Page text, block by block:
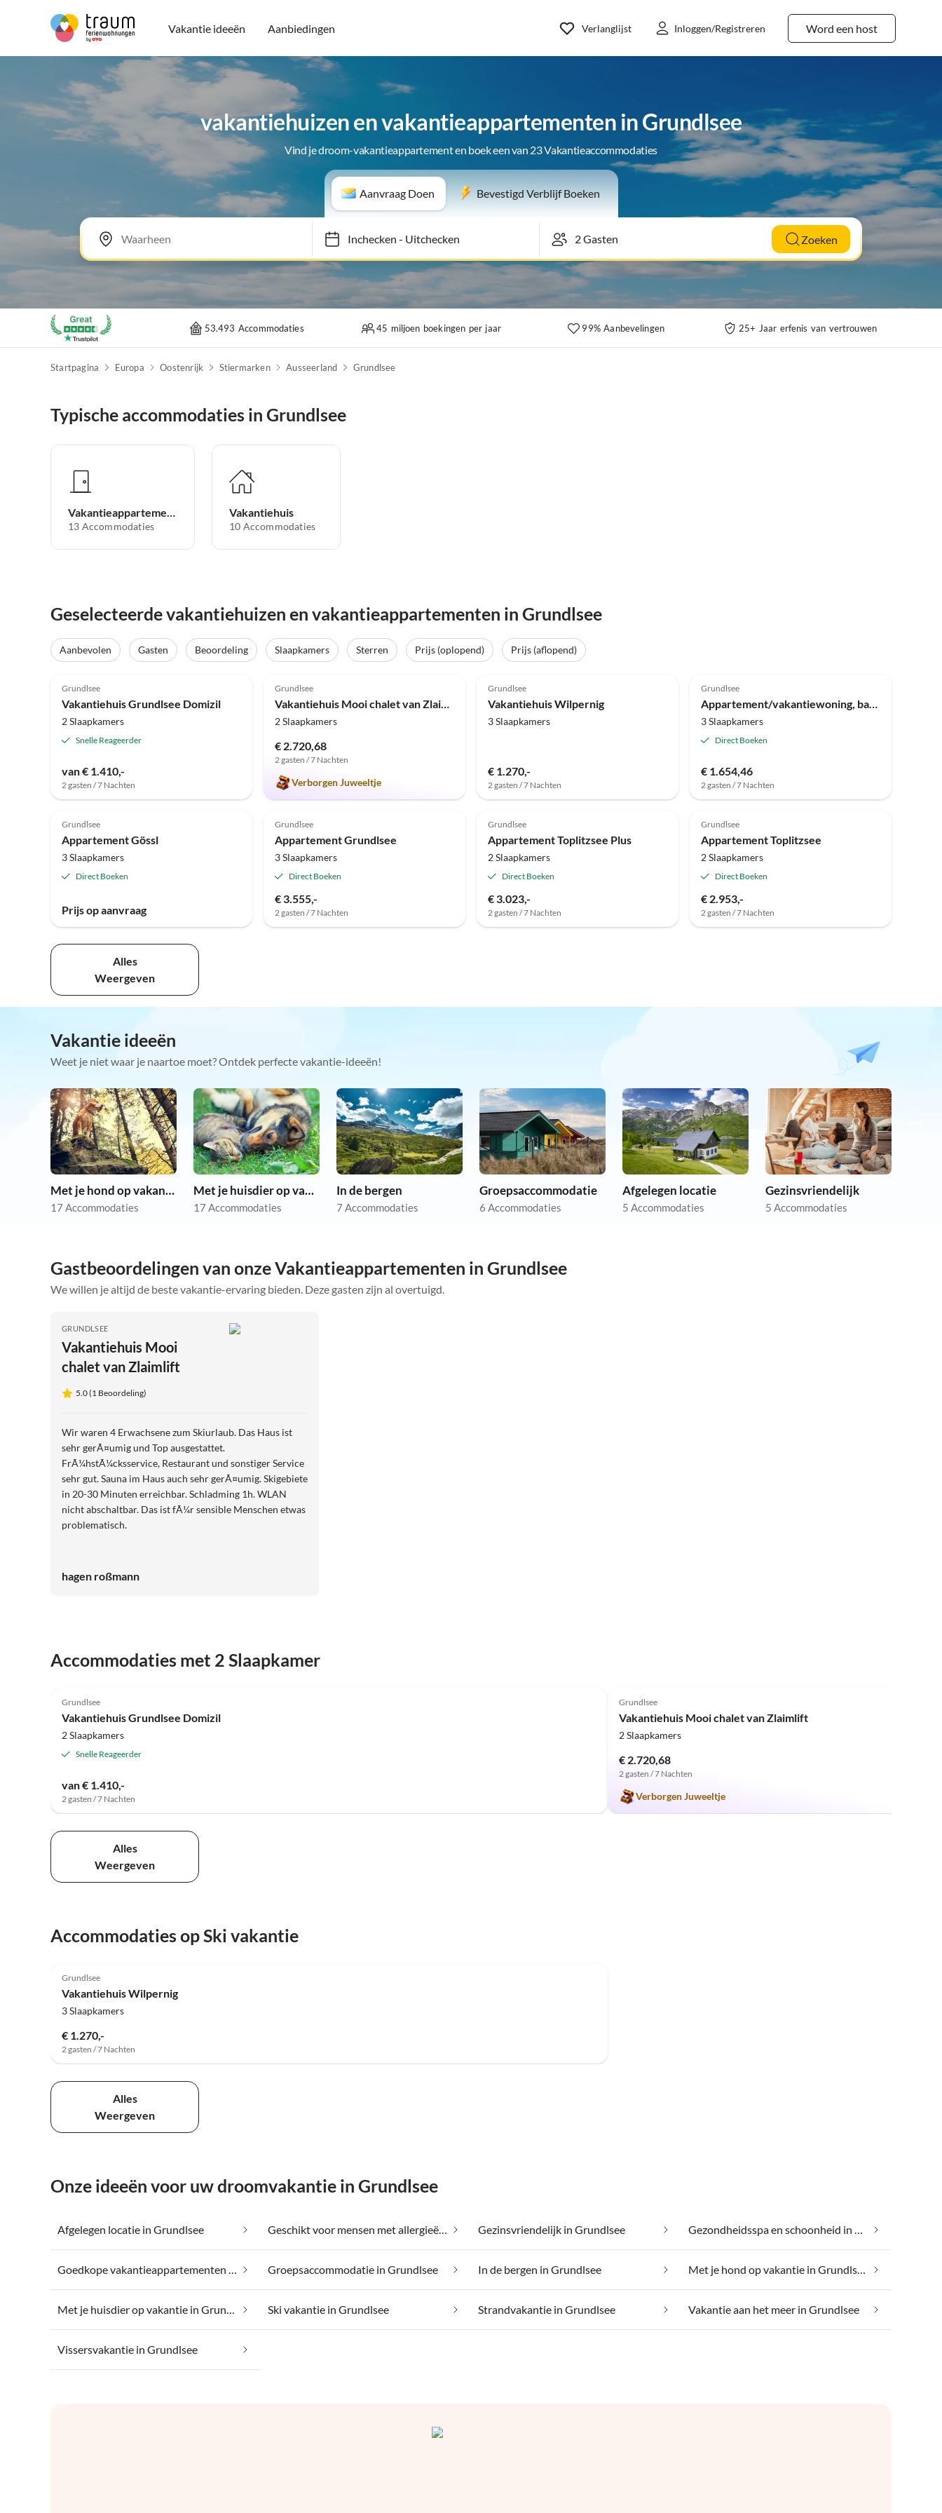
Vakantie ideeën Aanbiedingen Word een host
Verlanglijst Inloggen/Registreren
vakantiehuizen en vakantieappartementen in Grundlsee
Vind je droom-vakantieappartement en boek een van 23 Vakantieaccommodaties
Aanvraag Doen Bevestigd Verblijf Boeken
Inchecken- Uitchecken Zoeken
53.493 Accommodaties 45 miljoen boekingen per jaar 99% Aanbevelingen 25+ Jaar erfenis van vertrouwen
Startpagina Europa Oostenrijk Stiermarken Ausseerland Grundlsee
Typische accommodaties in Grundlsee
Vakantieappartement
13 Accommodaties
Vakantiehuis
10 Accommodaties
Geselecteerde vakantiehuizen en vakantieappartementen in Grundlsee
Aanbevolen Gasten Beoordeling Slaapkamers Sterren Prijs (oplopend) Prijs (aflopend)
Top-
Advertentie
Grundlsee
Vakantiehuis Grundlsee Domizil
2 Slaapkamers
Snelle Reageerder
van € 1.410,-
2 gasten / 7 Nachten
Grundlsee
Vakantiehuis Mooi chalet van Zlaimlift
2 Slaapkamers
€ 2.720,68
2 gasten / 7 Nachten
Verborgen Juweeltje
Grundlsee
Vakantiehuis Wilpernig
3 Slaapkamers
€ 1.270,-
2 gasten / 7 Nachten
Grundlsee
Appartement/vakantiewoning, badkamer, toilet, 2 slaapkamers
3 Slaapkamers
Direct Boeken
€ 1.654,46
2 gasten / 7 Nachten
Grundlsee
Appartement Gössl
3 Slaapkamers
Direct Boeken
Prijs op aanvraag
Grundlsee
Appartement Grundlsee
3 Slaapkamers
Direct Boeken
€ 3.555,-
2 gasten / 7 Nachten
Grundlsee
Appartement Toplitzsee Plus
2 Slaapkamers
Direct Boeken
€ 3.023,-
2 gasten / 7 Nachten
Grundlsee
Appartement Toplitzsee
2 Slaapkamers
Direct Boeken
€ 2.953,-
2 gasten / 7 Nachten
Alles
Weergeven
Vakantie ideeën
Weet je niet waar je naartoe moet? Ontdek perfecte vakantie-ideeën!
Met je hond op vakantie
17 Accommodaties
Met je huisdier op vakantie
17 Accommodaties
In de bergen
7 Accommodaties
Groepsaccommodatie
6 Accommodaties
Afgelegen locatie
5 Accommodaties
Gezinsvriendelijk
5 Accommodaties
Gastbeoordelingen van onze Vakantieappartementen in Grundlsee
We willen je altijd de beste vakantie-ervaring bieden. Deze gasten zijn al overtuigd.
GRUNDLSEE
Vakantiehuis Mooi
chalet van Zlaimlift
5.0 (1 Beoordeling)
Wir waren 4 Erwachsene zum Skiurlaub. Das Haus ist
sehr gerÃ¤umig und Top ausgestattet.
FrÃ¼hstÃ¼cksservice, Restaurant und sonstiger Service
sehr gut. Sauna im Haus auch sehr gerÃ¤umig. Skigebiete
in 20-30 Minuten erreichbar. Schladming 1h. WLAN
nicht abschaltbar. Das ist fÃ¼r sensible Menschen etwas
problematisch.
hagen roßmann
Accommodaties met 2 Slaapkamer
Grundlsee
Vakantiehuis Grundlsee Domizil
2 Slaapkamers
Snelle Reageerder
van € 1.410,-
2 gasten / 7 Nachten
Grundlsee
Vakantiehuis Mooi chalet van Zlaimlift
2 Slaapkamers
€ 2.720,68
2 gasten / 7 Nachten
Verborgen Juweeltje
Alles
Weergeven
Accommodaties op Ski vakantie
Grundlsee
Vakantiehuis Wilpernig
3 Slaapkamers
€ 1.270,-
2 gasten / 7 Nachten
Alles
Weergeven
Onze ideeën voor uw droomvakantie in Grundlsee
Afgelegen locatie in Grundlsee Geschikt voor mensen met allergieën in Grundlsee Gezinsvriendelijk in Grundlsee Gezondheidsspa en schoonheid in Grundlsee
Goedkope vakantieappartementen in Grundlsee Groepsaccommodatie in Grundlsee In de bergen in Grundlsee Met je hond op vakantie in Grundlsee
Met je huisdier op vakantie in Grundlsee Ski vakantie in Grundlsee Strandvakantie in Grundlsee Vakantie aan het meer in Grundlsee
Vissersvakantie in Grundlsee